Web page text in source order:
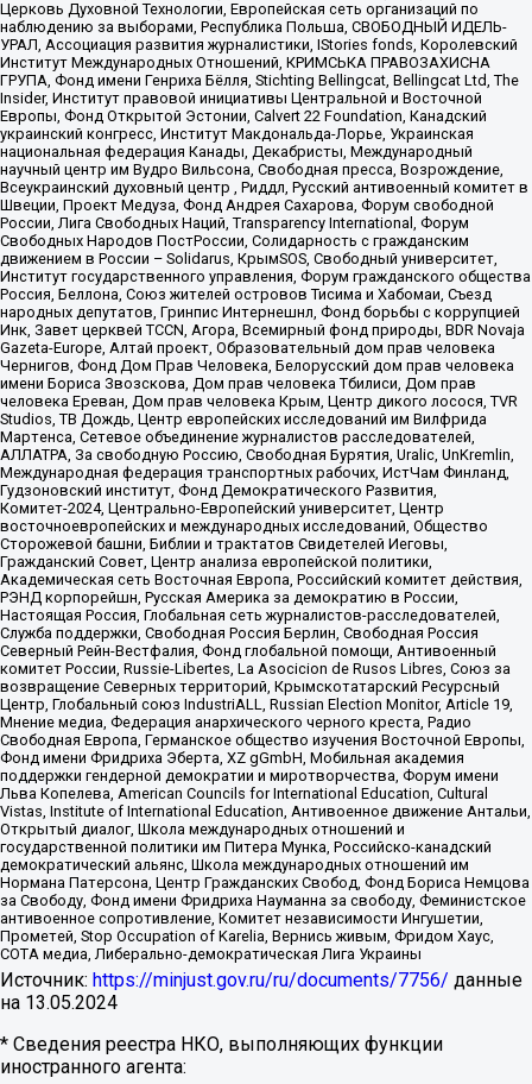
Церковь Духовной Технологии, Европейская сеть организаций по
наблюдению за выборами, Республика Польша, СВОБОДНЫЙ ИДЕЛЬ-
УРАЛ, Ассоциация развития журналистики, IStories fonds, Королевский
Институт Международных Отношений, КРИМСЬКА ПРАВОЗАХИСНА
ГРУПА, Фонд имени Генриха Бёлля, Stichting Bellingcat, Bellingcat Ltd, The
Insider, Институт правовой инициативы Центральной и Восточной
Европы, Фонд Открытой Эстонии, Calvert 22 Foundation, Канадский
украинский конгресс, Институт Макдональда-Лорье, Украинская
национальная федерация Канады, Декабристы, Международный
научный центр им Вудро Вильсона, Свободная пресса, Возрождение,
Всеукраинский духовный центр , Риддл, Русский антивоенный комитет в
Швеции, Проект Медуза, Фонд Андрея Сахарова, Форум свободной
России, Лига Свободных Наций, Transparеncy International, Форум
Свободных Народов ПостРоссии, Солидарность с гражданским
движением в России – Solidarus, КрымSOS, Свободный университет,
Институт государственного управления, Форум гражданского общества
Россия, Беллона, Союз жителей островов Тисима и Хабомаи, Съезд
народных депутатов, Гринпис Интернешнл, Фонд борьбы с коррупцией
Инк, Завет церквей TCCN, Агора, Всемирный фонд природы, BDR Novaja
Gazeta-Europe, Алтай проект, Образовательный дом прав человека
Чернигов, Фонд Дом Прав Человека, Белорусский дом прав человека
имени Бориса Звозскова, Дом прав человека Тбилиси, Дом прав
человека Ереван, Дом прав человека Крым, Центр дикого лосося, TVR
Studios, ТВ Дождь, Центр европейских исследований им Вилфрида
Мартенса, Сетевое объединение журналистов расследователей,
АЛЛАТРА, За свободную Россию, Свободная Бурятия, Uralic, UnKremlin,
Международная федерация транспортных рабочих, ИстЧам Финланд,
Гудзоновский институт, Фонд Демократического Развития,
Комитет-2024, Центрально-Европейский университет, Центр
восточноевропейских и международных исследований, Общество
Сторожевой башни, Библии и трактатов Свидетелей Иеговы,
Гражданский Совет, Центр анализа европейской политики,
Академическая сеть Восточная Европа, Российский комитет действия,
РЭНД корпорейшн, Русская Америка за демократию в России,
Настоящая Россия, Глобальная сеть журналистов-расследователей,
Служба поддержки, Свободная Россия Берлин, Свободная Россия
Северный Рейн-Вестфалия, Фонд глобальной помощи, Антивоенный
комитет России, Russie-Libertes, La Asocicion de Rusos Libres, Союз за
возвращение Северных территорий, Крымскотатарский Ресурсный
Центр, Глобальный союз IndustriALL, Russian Election Monitor, Article 19,
Мнение медиа, Федерация анархического черного креста, Радио
Свободная Европа, Германское общество изучения Восточной Европы,
Фонд имени Фридриха Эберта, XZ gGmbH, Мобильная академия
поддержки гендерной демократии и миротворчества, Форум имени
Льва Копелева, American Councils for International Education, Cultural
Vistas, Institute of International Education, Антивоенное движение Антальи,
Открытый диалог, Школа международных отношений и
государственной политики им Питера Мунка, Российско-канадский
демократический альянс, Школа международных отношений им
Нормана Патерсона, Центр Гражданских Свобод, Фонд Бориса Немцова
за Свободу, Фонд имени Фридриха Науманна за свободу, Феминистское
антивоенное сопротивление, Комитет независимости Ингушетии,
Прометей, Stop Occupation of Karelia, Вернись живым, Фридом Хаус,
СОТА медиа, Либерально-демократическая Лига Украины
Источник: https://minjust.gov.ru/ru/documents/7756/ данные
на 13.05.2024
* Сведения реестра НКО, выполняющих функции
иностранного агента: